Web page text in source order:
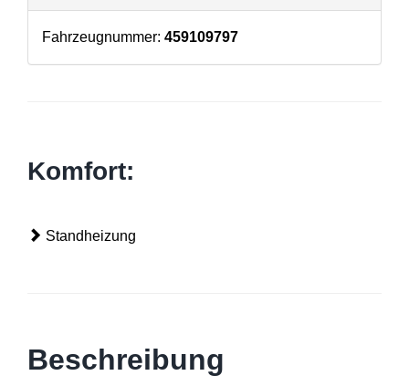
Fahrzeugnummer: 459109797
Komfort:
Standheizung
Beschreibung